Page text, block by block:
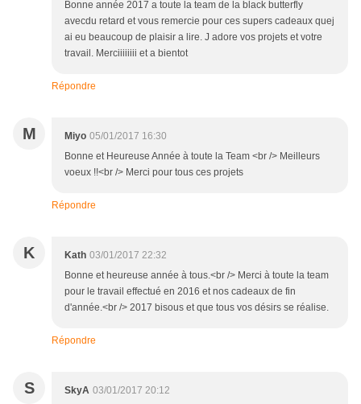
Bonne année 2017 a toute la team de la black butterfly
avecdu retard et vous remercie pour ces supers cadeaux quej
ai eu beaucoup de plaisir a lire. J adore vos projets et votre
travail. Merciiiiiiii et a bientot
Répondre
M Miyo 05/01/2017 16:30
Bonne et Heureuse Année à toute la Team <br /> Meilleurs
voeux !!<br /> Merci pour tous ces projets
Répondre
K Kath 03/01/2017 22:32
Bonne et heureuse année à tous.<br /> Merci à toute la team
pour le travail effectué en 2016 et nos cadeaux de fin
d'année.<br /> 2017 bisous et que tous vos désirs se réalise.
Répondre
S SkyA 03/01/2017 20:12